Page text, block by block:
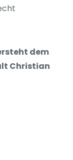
dem
Christian